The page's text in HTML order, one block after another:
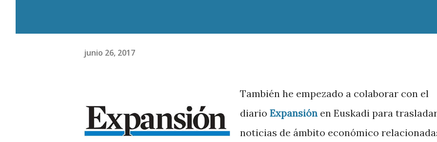
junio 26, 2017
También he empezado a colaborar con el
diario Expansión en Euskadi para
noticias de ámbito económico